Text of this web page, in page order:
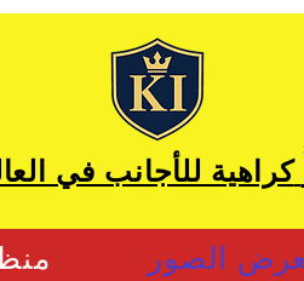
كراهية للأجانب في
الصور